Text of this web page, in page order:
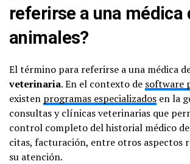
referirse a una médica
animales?
El término para referirse a una médica
veterinaria. En el contexto de software
existen programas especializados en la
consultas y clínicas veterinarias que
control completo del historial médico de
citas, facturación, entre otros aspectos
su atención.